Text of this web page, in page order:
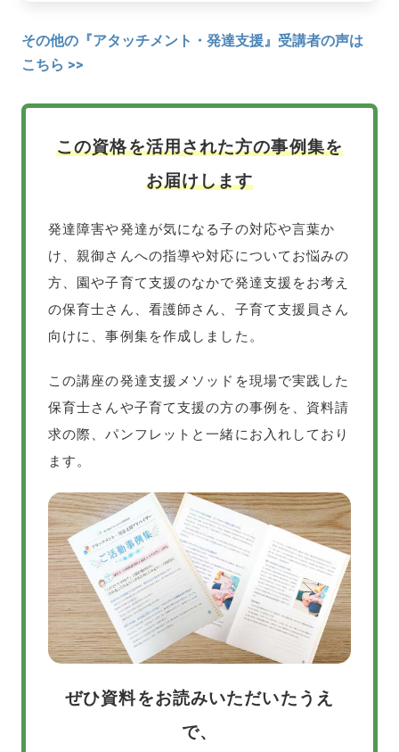
その他の『アタッチメント・発達支援』受講者の声は
こちら >>
この資格を活用された方の事例集を
お届けします
発達障害や発達が気になる子の対応や言葉か
け、親御さんへの指導や対応についてお悩みの
方、園や子育て支援のなかで発達支援をお考え
の保育士さん、看護師さん、子育て支援員さん
向けに、事例集を作成しました。
この講座の発達支援メソッドを現場で実践した
保育士さんや子育て支援の方の事例を、資料請
求の際、パンフレットと一緒にお入れしており
ます。
ぜひ資料をお読みいただいたうえ
で、